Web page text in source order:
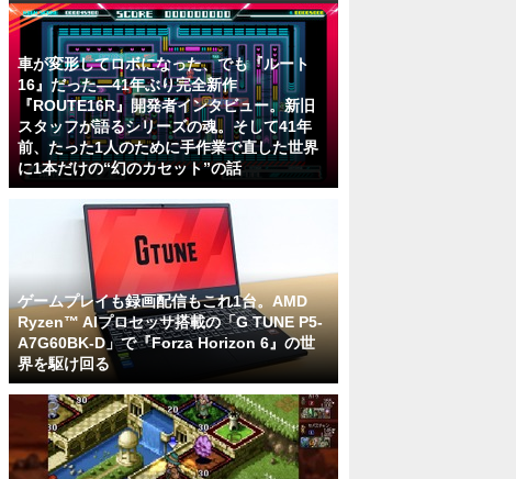
車が変形してロボになった、でも『ルート
16』だった―41年ぶり完全新作
『ROUTE16R』開発者インタビュー。新旧
スタッフが語るシリーズの魂。そして41年
前、たった1人のために手作業で直した世界
に1本だけの“幻のカセット”の話
ゲームプレイも録画配信もこれ1台。AMD
Ryzen™ AIプロセッサ搭載の「G TUNE P5-
A7G60BK-D」で『Forza Horizon 6』の世
界を駆け回る